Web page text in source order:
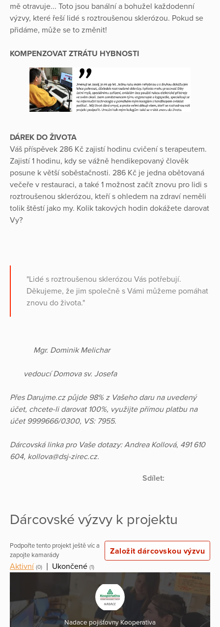
mě otravuje... Toto jsou banální a bohužel každodenní
výzvy, které řeší lidé s roztroušenou sklerózou. Pokud se
přidáme, může se to změnit!
KOMPENZOVAT ZTRÁTU HYBNOSTI
DÁREK DO ŽIVOTA
Váš příspěvek 286 Kč zajistí hodinu cvičení s terapeutem.
Zajistí 1 hodinu, kdy se vážně hendikepovaný člověk
posune k větší soběstačnosti. 286 Kč je jedna obětovaná
večeře v restauraci, a také 1 možnost začít znovu pro lidi s
roztroušenou sklerózou, kteří s ohledem na zdraví neměli
tolik štěstí jako my. Kolik takových hodin dokážete darovat
Vy?
"Lidé s roztroušenou sklerózou Vás potřebují.
Děkujeme, že jim společně s Vámi můžeme pomáhat
znovu do života."
Mgr. Dominik Melichar
vedoucí Domova sv. Josefa
Přes Darujme.cz půjde 98% z Vašeho daru na uvedený
účet, chcete-li darovat 100%, využijte přímou platbu na
účet 9999666/0300, VS: 7955.
Dárcovská linka pro Vaše dotazy: Andrea Kollová, 491 610
604, kollova@dsj-zirec.cz.
Sdílet:
Dárcovské výzvy k projektu
Podpořte tento projekt ještě víc a
zapojte kamarády
Založit dárcovskou výzvu
Aktivní (0) | Ukončené (1)
Nadace pojišťovny Kooperativa